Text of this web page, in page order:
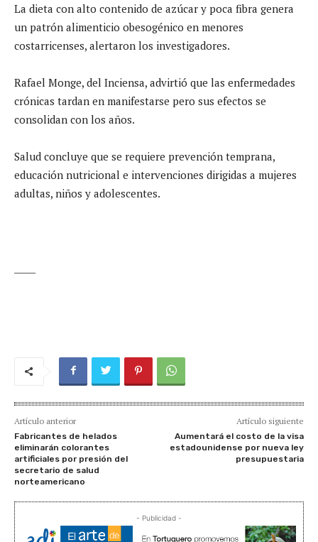
La dieta con alto contenido de azúcar y poca fibra genera
un patrón alimenticio obesogénico en menores
costarricenses, alertaron los investigadores.
Rafael Monge, del Inciensa, advirtió que las enfermedades
crónicas tardan en manifestarse pero sus efectos se
consolidan con los años.
Salud concluye que se requiere prevención temprana,
educación nutricional e intervenciones dirigidas a mujeres
adultas, niños y adolescentes.
Artículo anterior
Fabricantes de helados
eliminarán colorantes
artificiales por presión del
secretario de salud
norteamericano
Artículo siguiente
Aumentará el costo de la visa
estadounidense por nueva ley
presupuestaria
- Publicidad -